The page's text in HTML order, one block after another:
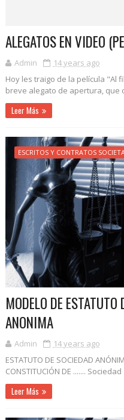
ALEGATOS EN VIDEO
Admin
14 years ago
Hoy les traigo de la película "Al
breve alegato de apertura, que
Leer Más
ESCRITOS Y CONTRATOS
MODELO DE
ANONIMA
Admin
14 years ago
ESTATUTO DE SOCIEDAD
CONSTITUCIÓN DE .......
Leer Más